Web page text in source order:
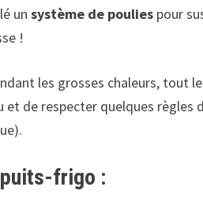
unsystème de poulies pour
!
les grosses chaleurs, tout
et de respecter quelques
puits-frigo :